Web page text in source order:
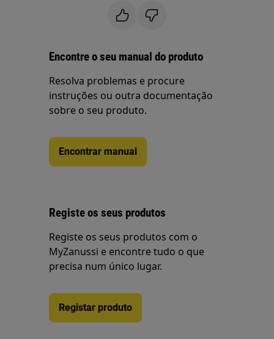
Encontre o seu manual do produto
Resolva problemas e procure
instruções ou outra documentação
sobre o seu produto.
Encontrar manual
Registe os seus produtos
Registe os seus produtos com o
MyZanussi e encontre tudo o que
precisa num único lugar.
Registar produto